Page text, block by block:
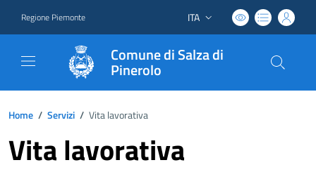
Regione Piemonte Lingua attiva:
ITA
Comune di Salza di
Pinerolo
Home / Servizi / Vita lavorativa
Vita lavorativa